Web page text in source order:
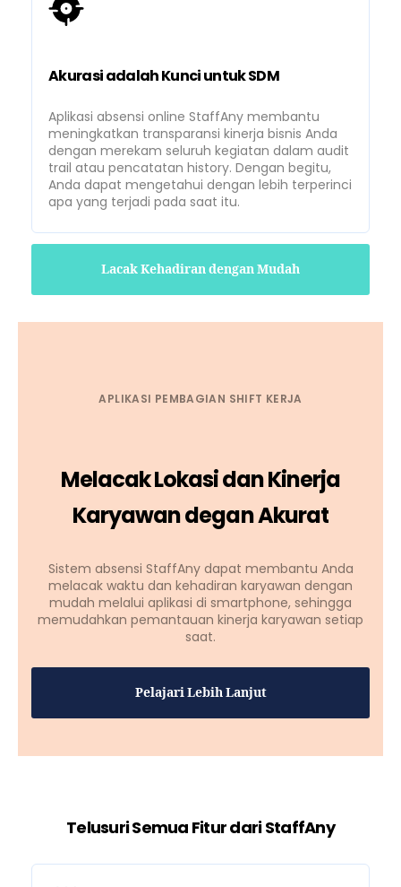
Akurasi adalah Kunci untuk SDM
Aplikasi absensi online StaffAny membantu
meningkatkan transparansi kinerja bisnis Anda
dengan merekam seluruh kegiatan dalam audit
trail atau pencatatan history. Dengan begitu,
Anda dapat mengetahui dengan lebih terperinci
apa yang terjadi pada saat itu.
Lacak Kehadiran dengan Mudah
APLIKASI PEMBAGIAN SHIFT KERJA
Melacak Lokasi dan Kinerja
Karyawan degan Akurat
Sistem absensi StaffAny dapat membantu Anda
melacak waktu dan kehadiran karyawan dengan
mudah melalui aplikasi di smartphone, sehingga
memudahkan pemantauan kinerja karyawan setiap
saat.
Pelajari Lebih Lanjut
Telusuri Semua Fitur dari StaffAny